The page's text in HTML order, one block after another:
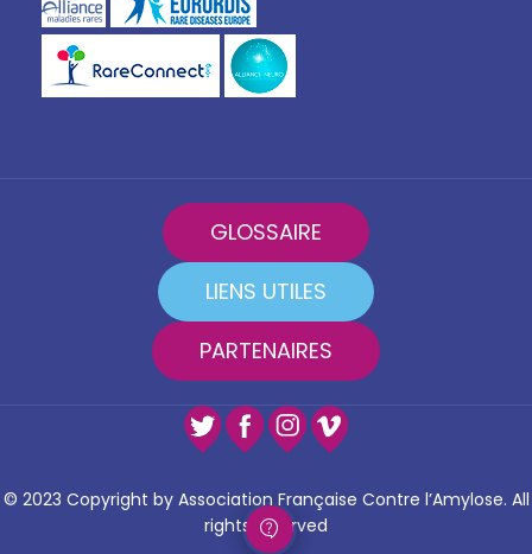
GLOSSAIRE
LIENS UTILES
PARTENAIRES
© 2023 Copyright by Association Française Contre l’Amylose. All
rights reserved